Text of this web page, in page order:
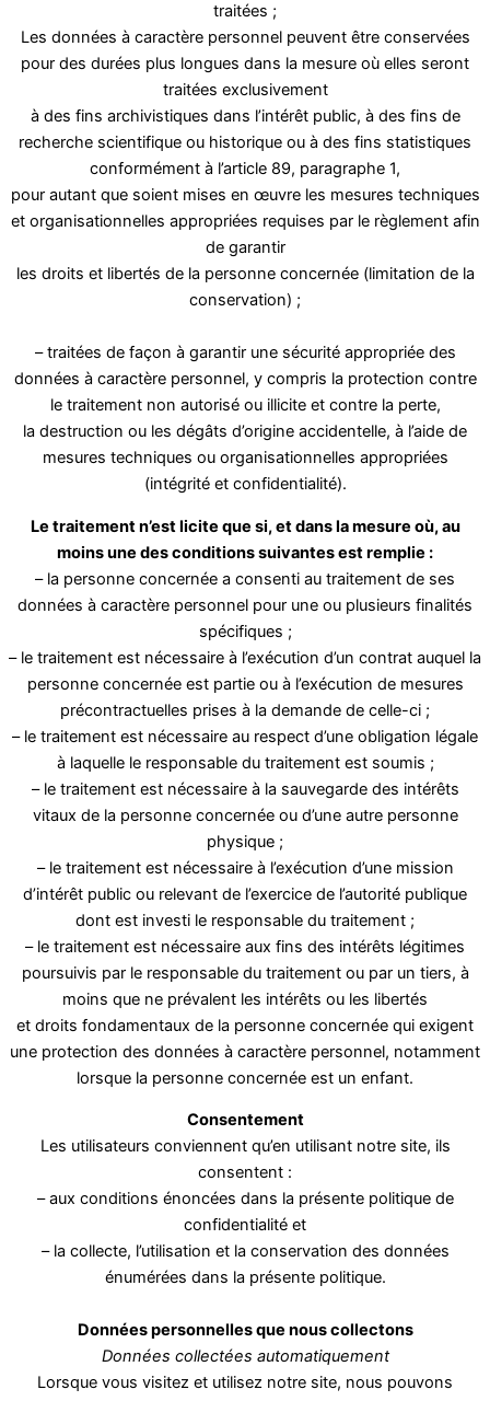
traitées ;
Les données à caractère personnel peuvent être conservées
pour des durées plus longues dans la mesure où elles seront
traitées exclusivement
à des fins archivistiques dans l’intérêt public, à des fins de
recherche scientifique ou historique ou à des fins statistiques
conformément à l’article 89, paragraphe 1,
pour autant que soient mises en œuvre les mesures techniques
et organisationnelles appropriées requises par le règlement afin
de garantir
les droits et libertés de la personne concernée (limitation de la
conservation) ;
– traitées de façon à garantir une sécurité appropriée des
données à caractère personnel, y compris la protection contre
le traitement non autorisé ou illicite et contre la perte,
la destruction ou les dégâts d’origine accidentelle, à l’aide de
mesures techniques ou organisationnelles appropriées
(intégrité et confidentialité).
Le traitement n’est licite que si, et dans la mesure où, au
moins une des conditions suivantes est remplie :
– la personne concernée a consenti au traitement de ses
données à caractère personnel pour une ou plusieurs finalités
spécifiques ;
– le traitement est nécessaire à l’exécution d’un contrat auquel la
personne concernée est partie ou à l’exécution de mesures
précontractuelles prises à la demande de celle-ci ;
– le traitement est nécessaire au respect d’une obligation légale
à laquelle le responsable du traitement est soumis ;
– le traitement est nécessaire à la sauvegarde des intérêts
vitaux de la personne concernée ou d’une autre personne
physique ;
– le traitement est nécessaire à l’exécution d’une mission
d’intérêt public ou relevant de l’exercice de l’autorité publique
dont est investi le responsable du traitement ;
– le traitement est nécessaire aux fins des intérêts légitimes
poursuivis par le responsable du traitement ou par un tiers, à
moins que ne prévalent les intérêts ou les libertés
et droits fondamentaux de la personne concernée qui exigent
une protection des données à caractère personnel, notamment
lorsque la personne concernée est un enfant.
Consentement
Les utilisateurs conviennent qu’en utilisant notre site, ils
consentent :
– aux conditions énoncées dans la présente politique de
confidentialité et
– la collecte, l’utilisation et la conservation des données
énumérées dans la présente politique.
Données personnelles que nous collectons
Données collectées automatiquement
Lorsque vous visitez et utilisez notre site, nous pouvons